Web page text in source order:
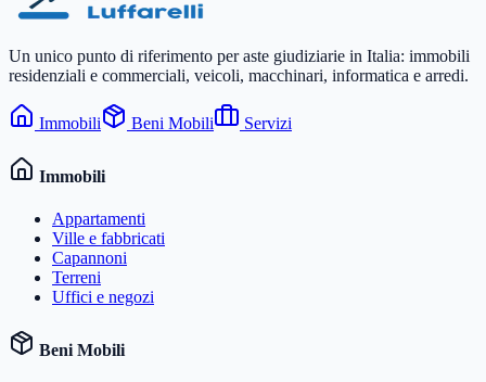
Un unico punto di riferimento per aste giudiziarie in Italia: immobili
residenziali e commerciali, veicoli, macchinari, informatica e arredi.
Immobili Beni Mobili Servizi
Immobili
Appartamenti
Ville e fabbricati
Capannoni
Terreni
Uffici e negozi
Beni Mobili